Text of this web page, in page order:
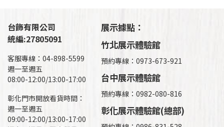
台飾有限公司
統編:27805091
客服專線：04-898-5599
週一至週五
08:00-12:00/13:00-17:00
彰化門市開放看貨時間：
週一至週五
09:00-12:00/13:00-17:00
展示據點：
竹北展示體驗館
預約專線：0973-673-921
台中展示體驗館
預約專線：0982-080-816
彰化展示體驗館(總部)